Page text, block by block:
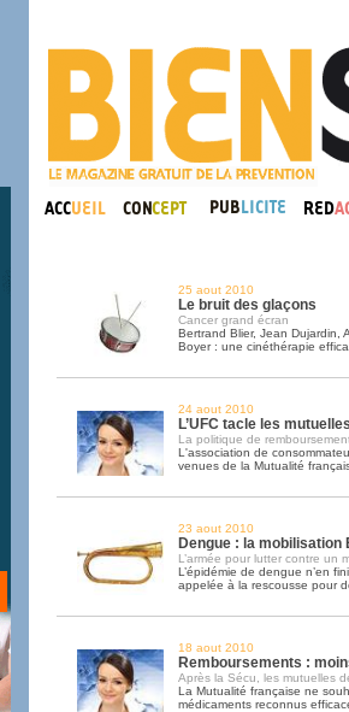
25 aout 2010
Le bruit des glaçons
Cancer grand écran
Bertrand Blier, Jean Dujardin,
Boyer : une cinéthérapie
24 aout 2010
L’UFC tacle les
La politique de
L'association de
venues de la Mutualité
23 aout 2010
Dengue : la mobilisation
L’armée pour lutter contre un
L’épidémie de dengue n’en
appelée à la rescousse pour
18 aout 2010
Remboursements :
Après la Sécu, les mutuelles
La Mutualité française ne
médicaments reconnus